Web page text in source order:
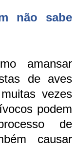
não sabe
amansar
de aves
vezes
podem
de
causar